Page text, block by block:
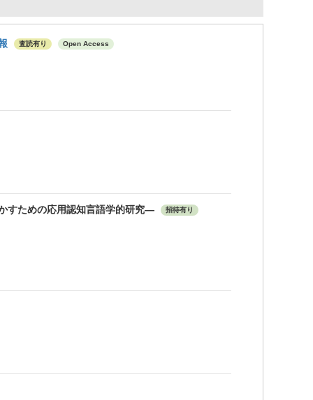
査読有り Open Access
すための応用認知言語学的研究―
招待有り